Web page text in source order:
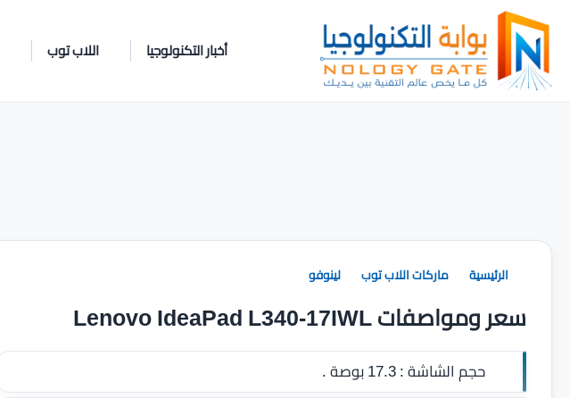
أخبار التكنولوجيا اللاب توب
الرئيسية ماركات اللاب توب لينوفو
سعر ومواصفات Lenovo IdeaPad L340-17IWL
حجم الشاشة :17.3 بوصة .